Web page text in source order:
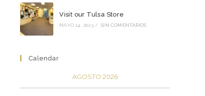
Visit our Tulsa Store
MAYO 14, 2023 / SIN COMENTARIOS
Calendar
AGOSTO 2026